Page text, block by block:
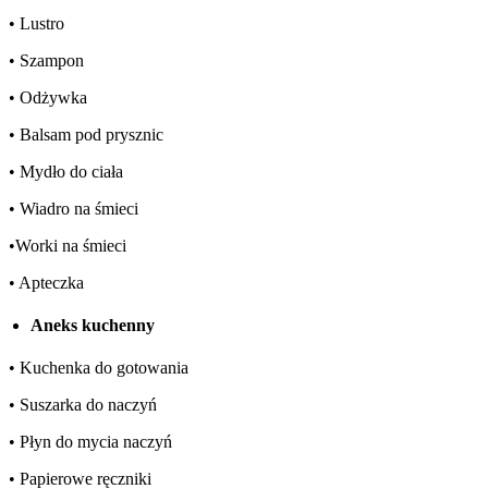
• Lustro
• Szampon
• Odżywka
• Balsam pod prysznic
• Mydło do ciała
• Wiadro na śmieci
•Worki na śmieci
• Apteczka
Aneks kuchenny
• Kuchenka do gotowania
• Suszarka do naczyń
• Płyn do mycia naczyń
• Papierowe ręczniki